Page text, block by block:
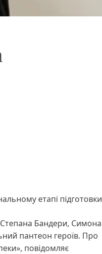
етапі підготовки
Степана Бандери, Симона
пантеон героїв. Про
повідомляє